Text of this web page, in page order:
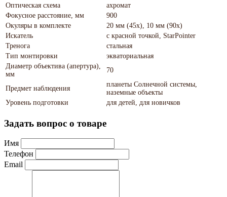
Оптическая схема
ахромат
Фокусное расстояние, мм
900
Окуляры в комплекте
20 мм (45х), 10 мм (90х)
Искатель
с красной точкой, StarРointer
Тренога
стальная
Тип монтировки
экваториальная
Диаметр объектива (апертура),
мм
70
Предмет наблюдения
планеты Солнечной системы,
наземные объекты
Уровень подготовки
для детей, для новичков
Задать вопрос о товаре
Имя
Телефон
Email